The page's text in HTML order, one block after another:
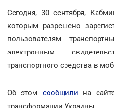
Сегодня, 30 сентября,
которым разрешено
пользователям
электронным
транспортного средства в
Об этом сообщили на
трансформации Украины.